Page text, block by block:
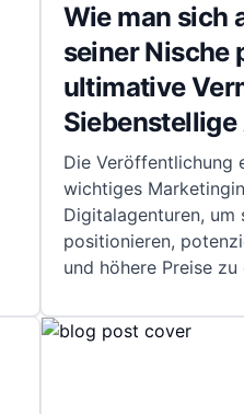
Wie man sich
seiner Nische
ultimative
Die Veröffentlichung
wichtiges
Digitalagenturen, um
positionieren,
und höhere Preise zu